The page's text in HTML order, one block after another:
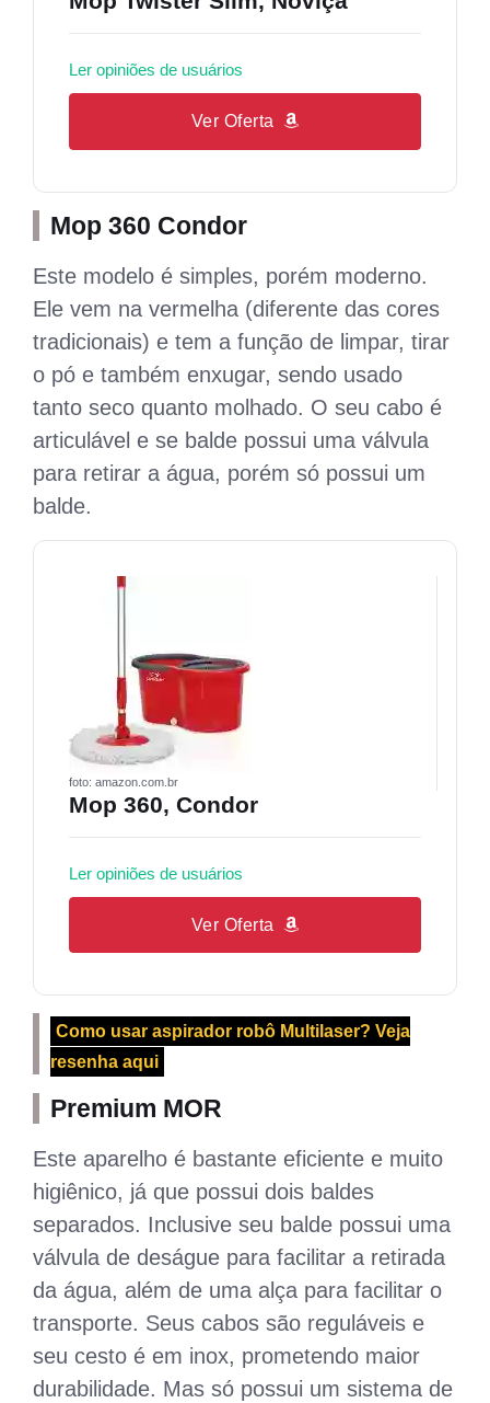
Ler opiniões de usuários
Ver Oferta
Mop 360 Condor
Este modelo é simples, porém moderno.
Ele vem na vermelha (diferente das cores
tradicionais) e tem a função de limpar, tirar
o pó e também enxugar, sendo usado
tanto seco quanto molhado. O seu cabo é
articulável e se balde possui uma válvula
para retirar a água, porém só possui um
balde.
foto: amazon.com.br
Mop 360, Condor
Ler opiniões de usuários
Ver Oferta
Como usar aspirador robô Multilaser? Veja
resenha aqui
Premium MOR
Este aparelho é bastante eficiente e muito
higiênico, já que possui dois baldes
separados. Inclusive seu balde possui uma
válvula de deságue para facilitar a retirada
da água, além de uma alça para facilitar o
transporte. Seus cabos são reguláveis e
seu cesto é em inox, prometendo maior
durabilidade. Mas só possui um sistema de